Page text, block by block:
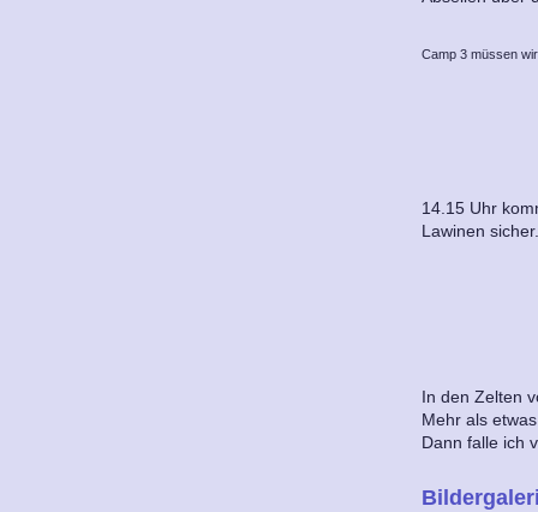
Camp 3 müssen
14.15 Uhr
Lawinen
In den Zelten
Mehr als
Dann falle ich